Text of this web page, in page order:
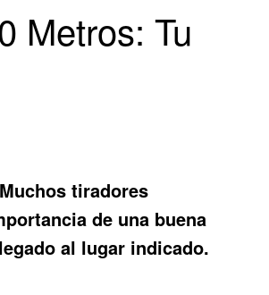
Metros: Tu
tiradores
de una buena
al lugar indicado.